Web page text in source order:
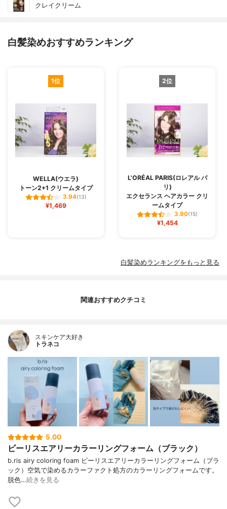
クレイクリーム
白髪染めおすすめランキング
1位
WELLA(ウエラ)
トーン2+1 クリームタイプ
3.94(13)
¥1,469
2位
L'ORÉAL PARIS(ロレアル パ
リ)
エクセランス ヘアカラー クリ
ームタイプ
3.90(15)
¥1,454
白髪染めランキングをもっと見る
関連おすすめクチコミ
スキンケア大好き
トラネコ
5.00
ビーリスエアリーカラーリングフォーム（ブラック）
b.ris airy coloring foam ビーリスエアリーカラーリングフォーム（ブラ
ック）空気で染めるカラーファクト処方のカラーリングフォームです。
脱色…続きを見る